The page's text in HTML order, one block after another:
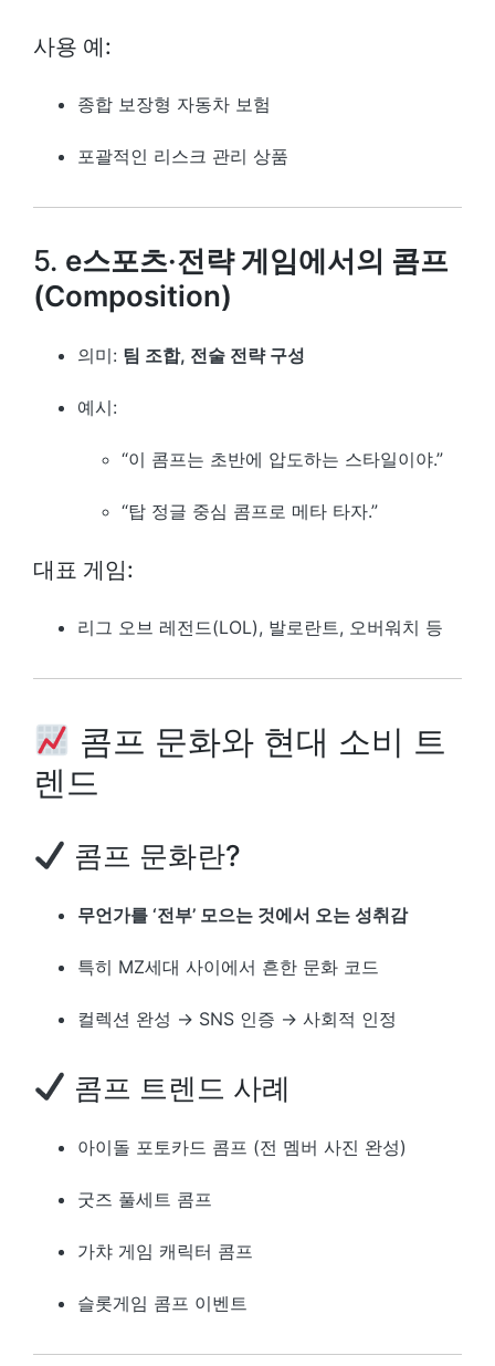
사용 예:
종합 보장형 자동차 보험
포괄적인 리스크 관리 상품
5. e스포츠·전략 게임에서의 콤프
(Composition)
의미: 팀 조합, 전술 전략 구성
예시:
“이 콤프는 초반에 압도하는 스타일이야.”
“탑 정글 중심 콤프로 메타 타자.”
대표 게임:
리그 오브 레전드(LOL), 발로란트, 오버워치 등
콤프 문화와 현대 소비 트
렌드
콤프 문화란?
무언가를 ‘전부’ 모으는 것에서 오는 성취감
특히 MZ세대 사이에서 흔한 문화 코드
컬렉션 완성 → SNS 인증 → 사회적 인정
콤프 트렌드 사례
아이돌 포토카드 콤프 (전 멤버 사진 완성)
굿즈 풀세트 콤프
가챠 게임 캐릭터 콤프
슬롯게임 콤프 이벤트